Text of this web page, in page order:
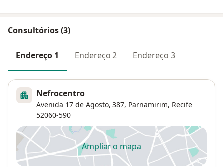
Consultórios (3)
Endereço 1 Endereço 2 Endereço 3
Nefrocentro
Avenida 17 de Agosto, 387, Parnamirim, Recife
52060-590
Ampliar o mapaabre num novo separador